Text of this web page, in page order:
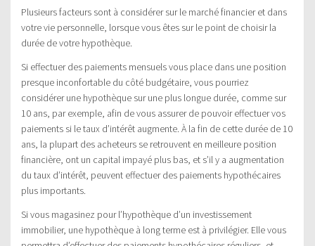
Plusieurs facteurs sont à considérer sur le marché financier et dans
votre vie personnelle, lorsque vous êtes sur le point de choisir la
durée de votre hypothèque.
Si effectuer des paiements mensuels vous place dans une position
presque inconfortable du côté budgétaire, vous pourriez
considérer une hypothèque sur une plus longue durée, comme sur
10 ans, par exemple, afin de vous assurer de pouvoir effectuer vos
paiements si le taux d’intérêt augmente. À la fin de cette durée de 10
ans, la plupart des acheteurs se retrouvent en meilleure position
financière, ont un capital impayé plus bas, et s’il y a augmentation
du taux d’intérêt, peuvent effectuer des paiements hypothécaires
plus importants.
Si vous magasinez pour l’hypothèque d’un investissement
immobilier, une hypothèque à long terme est à privilégier. Elle vous